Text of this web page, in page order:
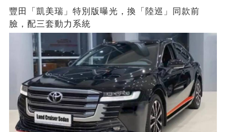
豐田「凱美瑞」特別版曝光，換「陸巡」同款前
臉，配三套動力系統